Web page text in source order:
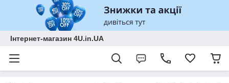
Інтернет-магазин 4U.in.UA